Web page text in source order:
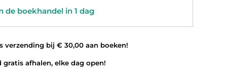
boekhandel in 1 dag
bij € 30,00 aan boeken!
afhalen, elke dag open!